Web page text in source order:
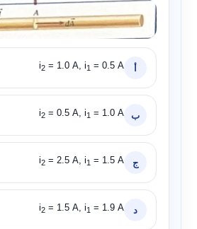
i2 = 1.0 A, i1 = 0.5 A
ب i2 = 0.5 A, i1 = 1.0 A
ج i2 = 2.5 A, i1 = 1.5 A
د i2 = 1.5 A, i1 = 1.9 A